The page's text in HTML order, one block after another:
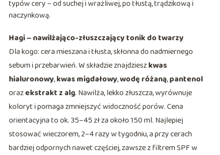
typów cery – od suchej i wrażliwej, po tłustą, trądzikową i
naczynkową.
Hagi – nawilżająco-złuszczający tonik do twarzy
Dla kogo: cera mieszana i tłusta, skłonna do nadmiernego
sebum i przebarwień. W składzie znajdzieszkwas
hialuronowy,kwas migdałowy,wodę różaną,pantenol
orazekstrakt z alg. Nawilża, lekko złuszcza, wyrównuje
koloryt i pomaga zmniejszyć widoczność porów. Cena
orientacyjna to ok. 35–45 zł za około 150 ml. Najlepiej
stosować wieczorem, 2–4 razy w tygodniu, a przy cerach
bardziej odpornych nawet częściej, zawsze z filtrem SPF w